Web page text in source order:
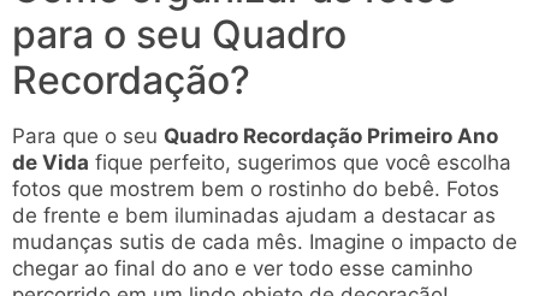
para o seu Quadro
Recordação?
Para que o seu Quadro Recordação Primeiro Ano
de Vida fique perfeito, sugerimos que você escolha
fotos que mostrem bem o rostinho do bebê. Fotos
de frente e bem iluminadas ajudam a destacar as
mudanças sutis de cada mês. Imagine o impacto de
chegar ao final do ano e ver todo esse caminho